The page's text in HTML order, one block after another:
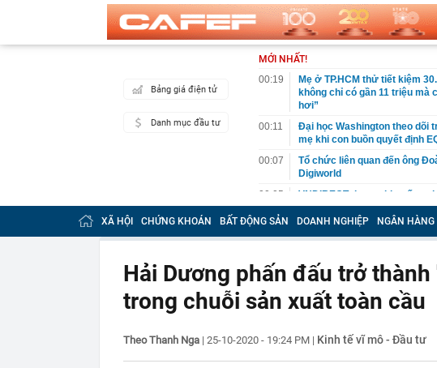
Bảng giá điện tử
Danh mục đầu tư
MỚI NHẤT!
00:19
Mẹ ở TP.HCM thử tiết kiệm
không chỉ có gần 11 triệu mà
hơi”
00:11
Đại học Washington theo dõi
mẹ khi con buồn quyết định
00:07
Tổ chức liên quan đến ông
Digiworld
00:05
VNDIRECT đưa ra khuyến
khoán
Doanh nghiệp Việt Nam có
đăng ký vào nhóm 500
00:03
Lịch chốt quyền cổ tức tuần
tức tiền mặt cao nhất 100%
00:02
"Sự thật" về đại gia tâm linh
vào nhịp sóng mới
XÃ HỘI CHỨNG KHOÁN BẤT ĐỘNG SẢN DOANH NGHIỆP NGÂN HÀNG
Hải Dương phấn đấu trở
trong chuỗi sản xuất toàn cầu
Theo Thanh Nga | 25-10-2020 - 19:24 PM | Kinh tế vĩ mô - Đầu tư